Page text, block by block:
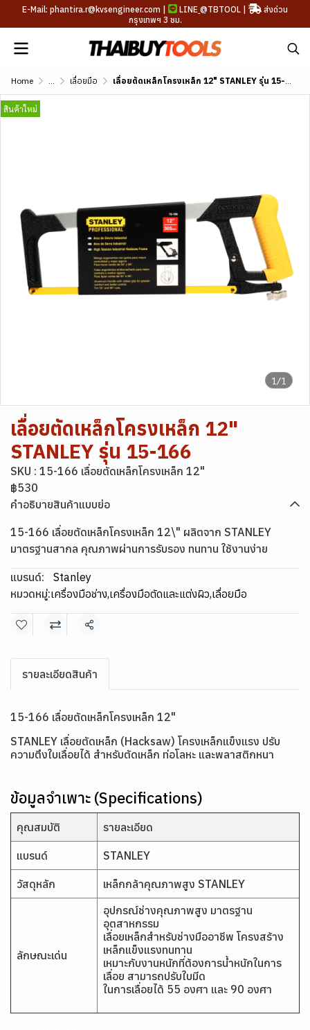
E-Mail: phantira.r@kvsengineer.com | LINE @TBTOOL |
ส่งด่วน
กรุงเทพฯ 3 ชม.
Home ... เลื่อยมือ เลื่อยตัดเหล็กโครงเหล็ก 12" STANLEY รุ่น 15-166
1/1
สินค้าใหม่
เลื่อยตัดเหล็กโครงเหล็ก 12"
STANLEY รุ่น 15-166
SKU : 15-166 เลื่อยตัดเหล็กโครงเหล็ก 12"
฿530
คำอธิบายสินค้าแบบย่อ
15-166 เลื่อยตัดเหล็กโครงเหล็ก 12\" ผลิตจาก STANLEY
มาตรฐานสากล คุณภาพผ่านการรับรอง ทนทาน ใช้งานง่าย
แบรนด์:
Stanley
หมวดหมู่:เครื่องมือช่าง,เครื่องมือตัดและแต่งผิว,เลื่อยมือ
แชร์
รายละเอียดสินค้า
15-166 เลื่อยตัดเหล็กโครงเหล็ก 12"
STANLEY เลื่อยตัดเหล็ก (Hacksaw) โครงเหล็กแข็งแรง ปรับ
ความตึงใบเลื่อยได้ สำหรับตัดเหล็ก ท่อโลหะ และพลาสติกหนา
ข้อมูลจำเพาะ (Specifications)
คุณสมบัติ รายละเอียด
แบรนด์ STANLEY
วัสดุหลัก เหล็กกล้าคุณภาพสูง STANLEY
ลักษณะเด่น
อุปกรณ์ช่างคุณภาพสูง มาตรฐาน
อุตสาหกรรม
เลื่อยเหล็กสำหรับช่างมืออาชีพ โครงสร้าง
เหล็กแข็งแรงทนทาน
เหมาะกับงานหนักที่ต้องการน้ำหนักในการ
เลื่อย สามารถปรับใบมีด
ในการเลื่อยได้ 55 องศา และ 90 องศา